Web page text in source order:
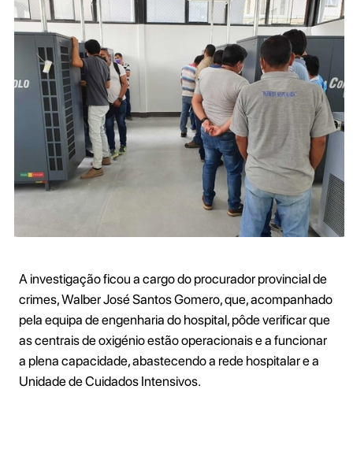
A investigação ficou a cargo do procurador provincial de
crimes, Walber José Santos Gomero, que, acompanhado
pela equipa de engenharia do hospital, pôde verificar que
as centrais de oxigénio estão operacionais e a funcionar
a plena capacidade, abastecendo a rede hospitalar e a
Unidade de Cuidados Intensivos.